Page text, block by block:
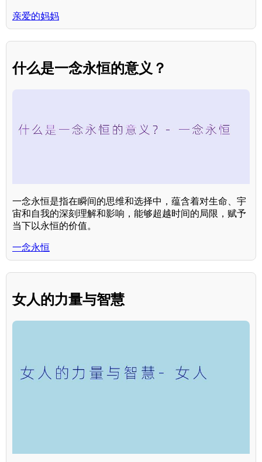
亲爱的妈妈
什么是一念永恒的意义？
一念永恒是指在瞬间的思维和选择中，蕴含着对生命、宇
宙和自我的深刻理解和影响，能够超越时间的局限，赋予
当下以永恒的价值。
一念永恒
女人的力量与智慧